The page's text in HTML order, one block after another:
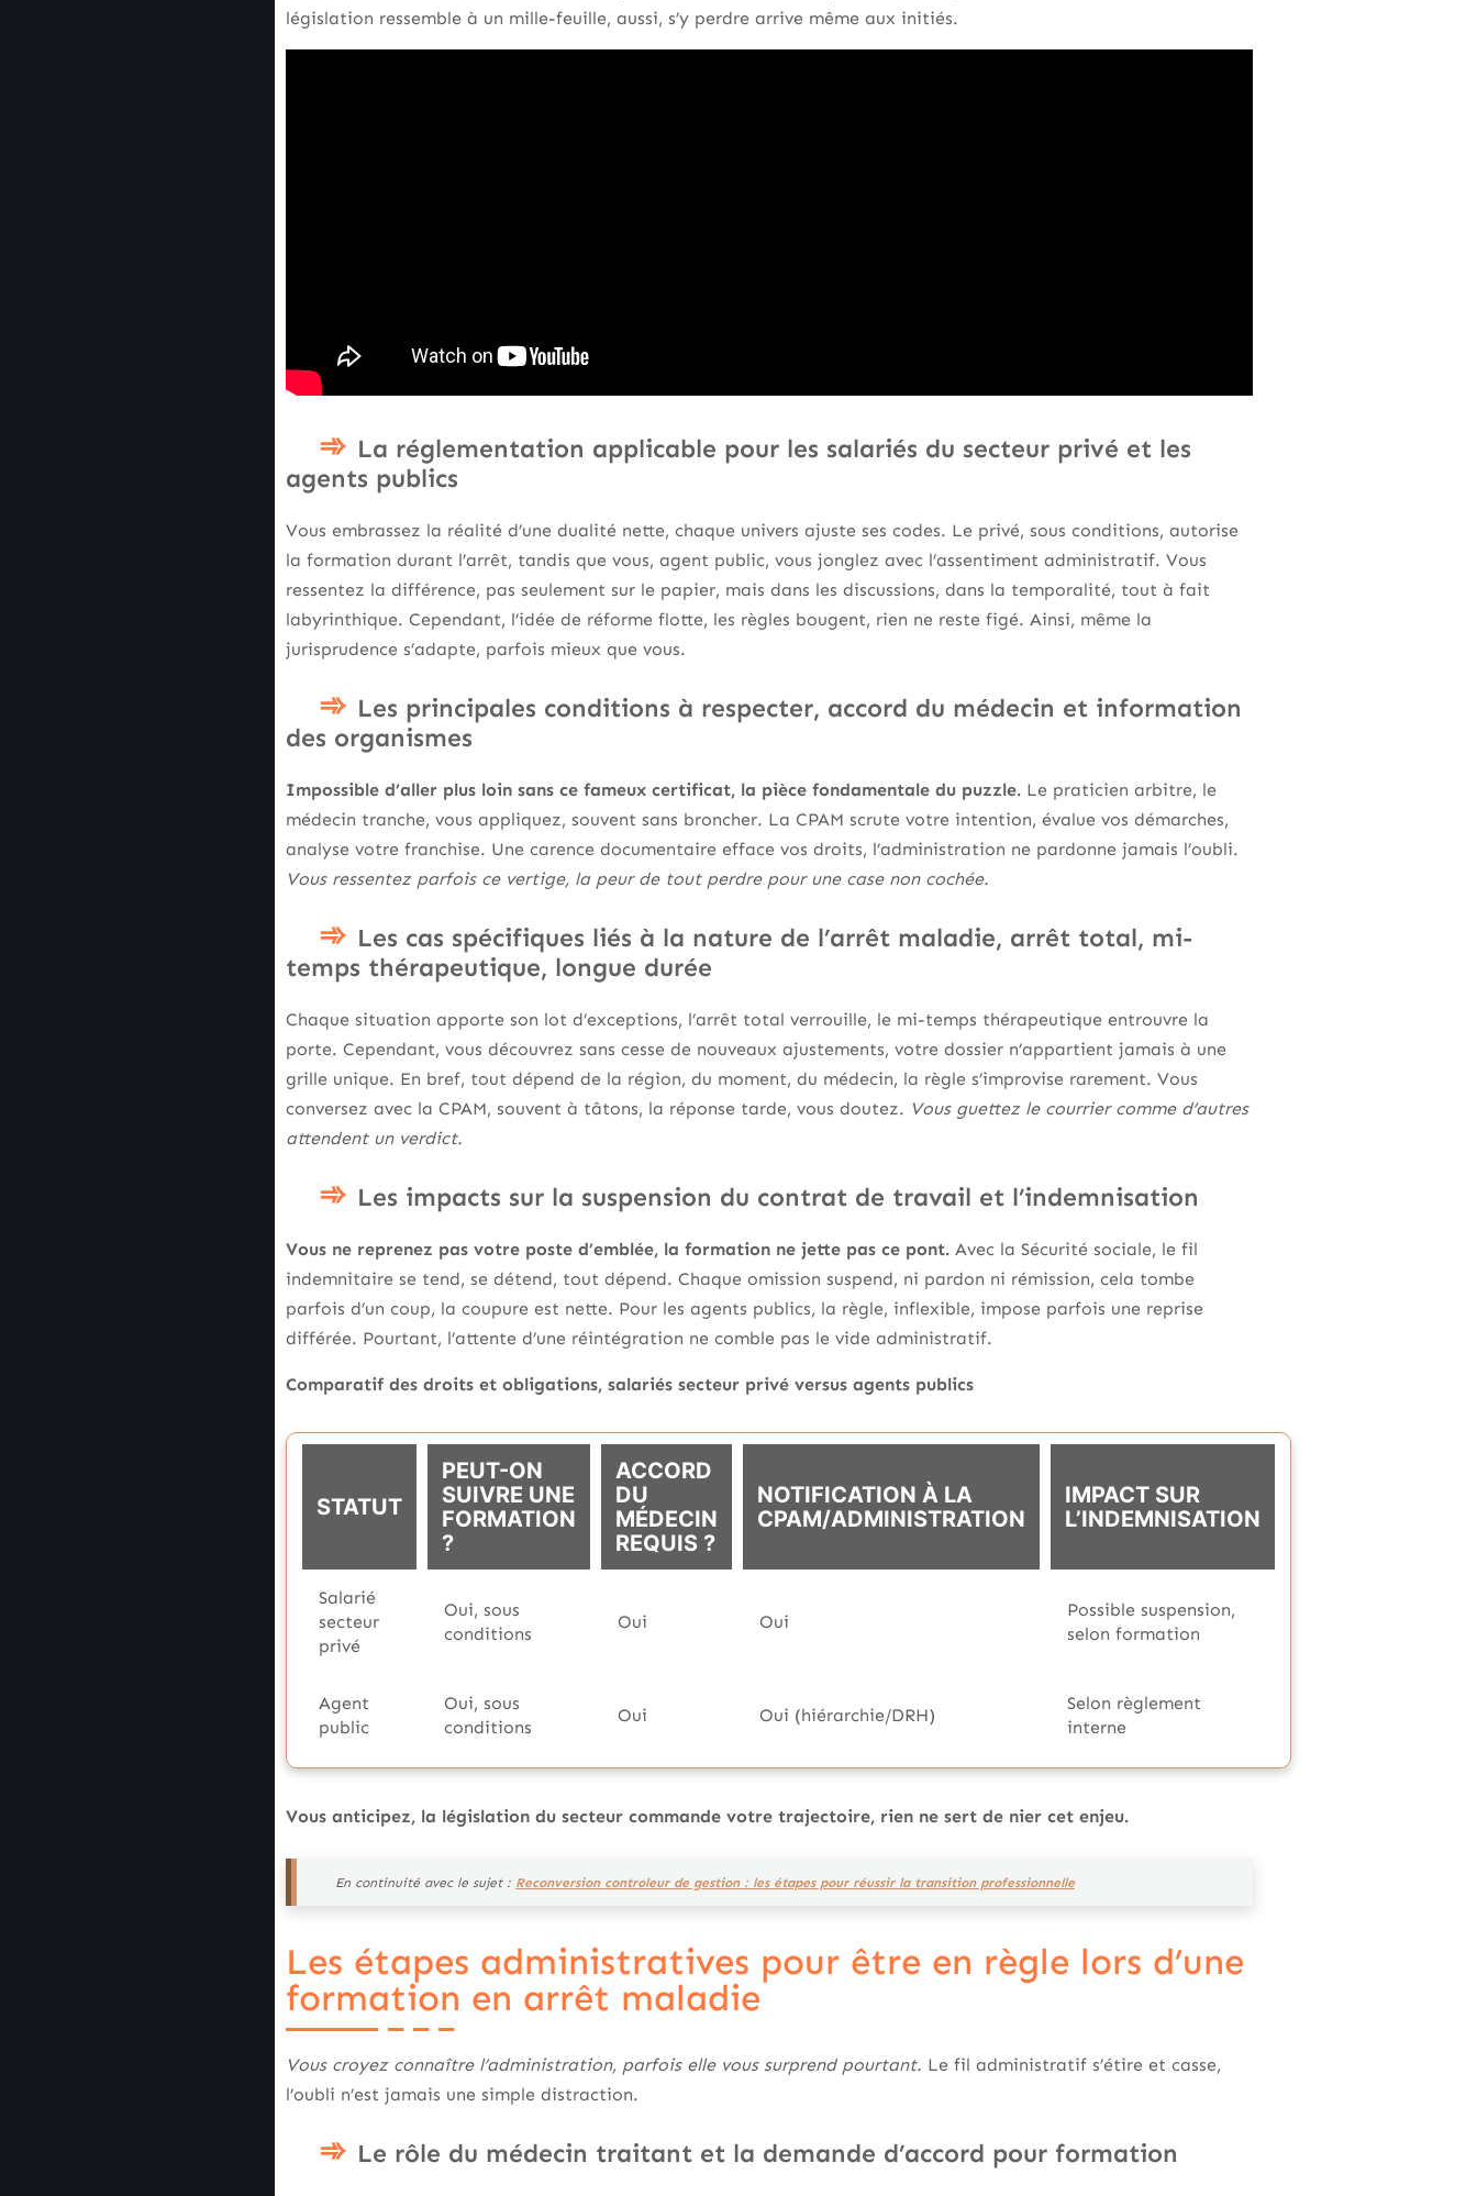
législation ressemble à un mille-feuille, aussi, s’y perdre arrive même aux initiés.
La réglementation applicable pour les salariés du secteur privé et les
agents publics
Vous embrassez la réalité d’une dualité nette, chaque univers ajuste ses codes. Le privé, sous conditions, autorise
la formation durant l’arrêt, tandis que vous, agent public, vous jonglez avec l’assentiment administratif. Vous
ressentez la différence, pas seulement sur le papier, mais dans les discussions, dans la temporalité, tout à fait
labyrinthique. Cependant, l’idée de réforme flotte, les règles bougent, rien ne reste figé. Ainsi, même la
jurisprudence s’adapte, parfois mieux que vous.
Les principales conditions à respecter, accord du médecin et information
des organismes
Impossible d’aller plus loin sans ce fameux certificat, la pièce fondamentale du puzzle. Le praticien arbitre, le
médecin tranche, vous appliquez, souvent sans broncher. La CPAM scrute votre intention, évalue vos démarches,
analyse votre franchise. Une carence documentaire efface vos droits, l’administration ne pardonne jamais l’oubli.
Vous ressentez parfois ce vertige, la peur de tout perdre pour une case non cochée.
Les cas spécifiques liés à la nature de l’arrêt maladie, arrêt total, mi-
temps thérapeutique, longue durée
Chaque situation apporte son lot d’exceptions, l’arrêt total verrouille, le mi-temps thérapeutique entrouvre la
porte. Cependant, vous découvrez sans cesse de nouveaux ajustements, votre dossier n’appartient jamais à une
grille unique. En bref, tout dépend de la région, du moment, du médecin, la règle s’improvise rarement. Vous
conversez avec la CPAM, souvent à tâtons, la réponse tarde, vous doutez. Vous guettez le courrier comme d’autres
attendent un verdict.
Les impacts sur la suspension du contrat de travail et l’indemnisation
Vous ne reprenez pas votre poste d’emblée, la formation ne jette pas ce pont. Avec la Sécurité sociale, le fil
indemnitaire se tend, se détend, tout dépend. Chaque omission suspend, ni pardon ni rémission, cela tombe
parfois d’un coup, la coupure est nette. Pour les agents publics, la règle, inflexible, impose parfois une reprise
différée. Pourtant, l’attente d’une réintégration ne comble pas le vide administratif.
Comparatif des droits et obligations, salariés secteur privé versus agents publics
STATUT
PEUT-ON
SUIVRE UNE
FORMATION
?
ACCORD
DU
MÉDECIN
REQUIS ?
NOTIFICATION À LA
CPAM/ADMINISTRATION
IMPACT SUR
L’INDEMNISATION
Salarié
secteur
privé
Oui, sous
conditions
Oui Oui
Possible suspension,
selon formation
Agent
public
Oui, sous
conditions
Oui Oui (hiérarchie/DRH)
Selon règlement
interne
Vous anticipez, la législation du secteur commande votre trajectoire, rien ne sert de nier cet enjeu.
En continuité avec le sujet : Reconversion controleur de gestion : les étapes pour réussir la transition professionnelle
Les étapes administratives pour être en règle lors d’une
formation en arrêt maladie
Vous croyez connaître l’administration, parfois elle vous surprend pourtant. Le fil administratif s’étire et casse,
l’oubli n’est jamais une simple distraction.
Le rôle du médecin traitant et la demande d’accord pour formation